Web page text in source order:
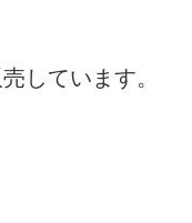
しています。